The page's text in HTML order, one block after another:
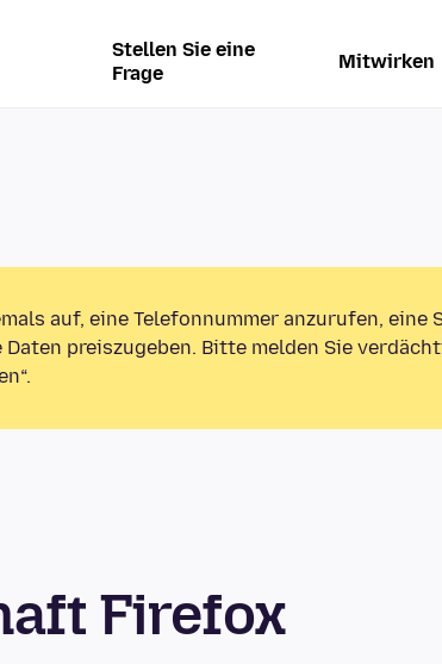
Stellen Sie eine
Frage
Mitwirken
auf, eine Telefonnummer anzurufen, eine
preiszugeben. Bitte melden Sie
Firefox